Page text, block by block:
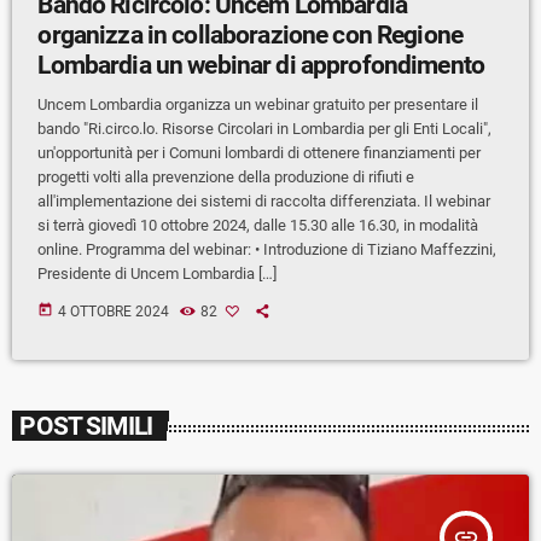
organizza in collaborazione con Regione
Lombardia un webinar di approfondimento
Uncem Lombardia organizza un webinar gratuito per presentare il
bando "Ri.circo.lo. Risorse Circolari in Lombardia per gli Enti Locali",
un'opportunità per i Comuni lombardi di ottenere finanziamenti per
progetti volti alla prevenzione della produzione di rifiuti e
all'implementazione dei sistemi di raccolta differenziata. Il webinar
si terrà giovedì 10 ottobre 2024, dalle 15.30 alle 16.30, in modalità
online. Programma del webinar: • Introduzione di Tiziano Maffezzini,
Presidente di Uncem Lombardia […]
today 4 OTTOBRE 2024 82
POST SIMILI